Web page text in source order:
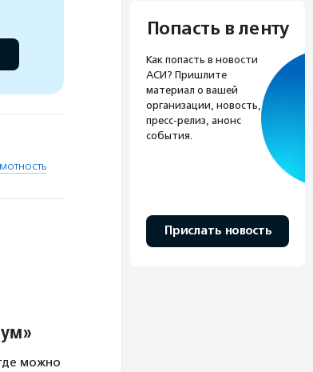
можно
Попасть в ленту
Как попасть в новости
АСИ? Пришлите
материал о вашей
организации, новость,
пресс-релиз, анонс
события.
Прислать новость